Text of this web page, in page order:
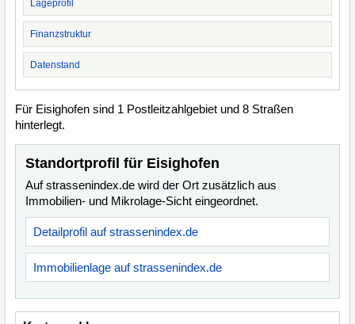
Lageprofil
Finanzstruktur
Datenstand
Für Eisighofen sind 1 Postleitzahlgebiet und 8 Straßen
hinterlegt.
Standortprofil für Eisighofen
Auf strassenindex.de wird der Ort zusätzlich aus
Immobilien- und Mikrolage-Sicht eingeordnet.
Detailprofil auf strassenindex.de
Immobilienlage auf strassenindex.de